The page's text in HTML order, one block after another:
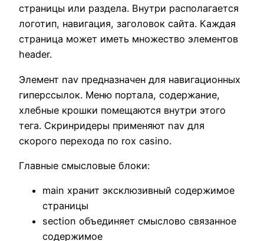
страницы или раздела. Внутри располагается
логотип, навигация, заголовок сайта. Каждая
страница может иметь множество элементов
header.
Элемент nav предназначен для навигационных
гиперссылок. Меню портала, содержание,
хлебные крошки помещаются внутри этого
тега. Скринридеры применяют nav для
скорого перехода по rox casino.
Главные смысловые блоки:
main хранит эксклюзивный содержимое
страницы
section объединяет смыслово связанное
содержимое